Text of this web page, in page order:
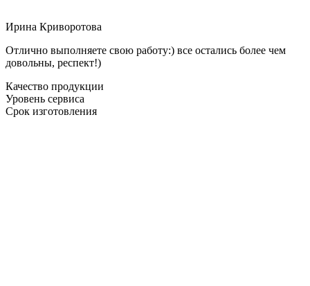
Ирина Криворотова
Отлично выполняете свою работу:) все остались более чем
довольны, респект!)
Качество продукции
Уровень сервиса
Срок изготовления